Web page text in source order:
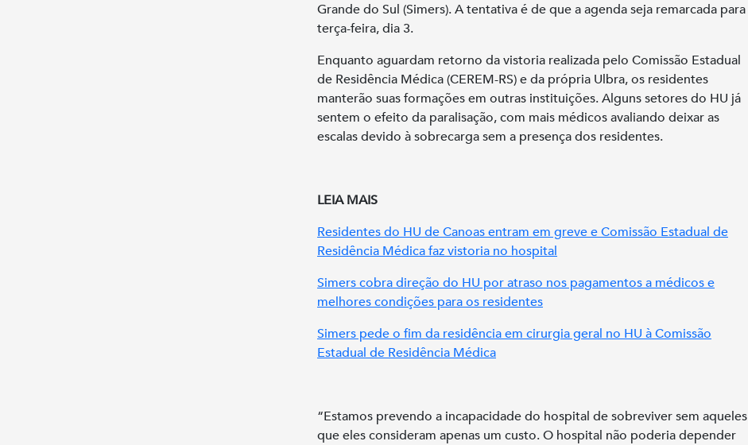
Grande do Sul (Simers). A tentativa é de que a agenda seja remarcada para
terça-feira, dia 3.
Enquanto aguardam retorno da vistoria realizada pelo Comissão Estadual
de Residência Médica (CEREM-RS) e da própria Ulbra, os residentes
manterão suas formações em outras instituições. Alguns setores do HU já
sentem o efeito da paralisação, com mais médicos avaliando deixar as
escalas devido à sobrecarga sem a presença dos residentes.
LEIA MAIS
Residentes do HU de Canoas entram em greve e Comissão Estadual de
Residência Médica faz vistoria no hospital
Simers cobra direção do HU por atraso nos pagamentos a médicos e
melhores condições para os residentes
Simers pede o fim da residência em cirurgia geral no HU à Comissão
Estadual de Residência Médica
“Estamos prevendo a incapacidade do hospital de sobreviver sem aqueles
que eles consideram apenas um custo. O hospital não poderia depender